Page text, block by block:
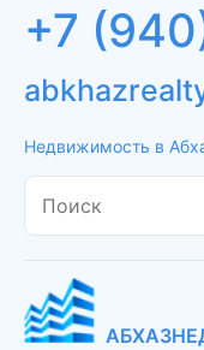
+7
Недвижимость в